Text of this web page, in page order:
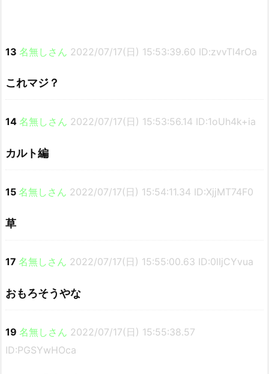
13 名無しさん 2022/07/17(日) 15:53:39.60 ID:zvvTl4rOa
これマジ？
14 名無しさん 2022/07/17(日) 15:53:56.14 ID:1oUh4k+ia
カルト編
15 名無しさん 2022/07/17(日) 15:54:11.34 ID:XjjMT74F0
草
17 名無しさん 2022/07/17(日) 15:55:00.63 ID:0lIjCYvua
おもろそうやな
19 名無しさん 2022/07/17(日) 15:55:38.57
ID:PGSYwHOca